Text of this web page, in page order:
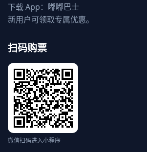
下载 App：嘟嘟巴士
新用户可领取专属优惠。
扫码购票
微信扫码进入小程序